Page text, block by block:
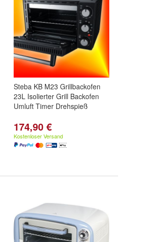
Steba KB M23 Grillbackofen
23L Isolierter Grill Backofen
Umluft Timer Drehspieß
174,90 €
Kostenloser Versand